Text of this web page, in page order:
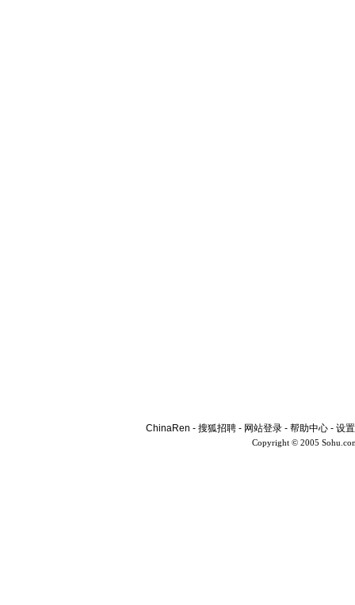
ChinaRen - 搜狐招聘 - 网站登录 - 帮助中心 - 设
Copyright © 2005